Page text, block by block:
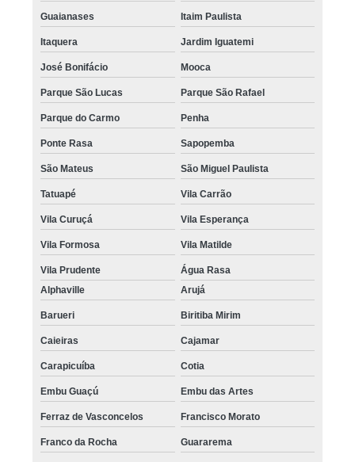
Guaianases Itaim Paulista
Itaquera Jardim Iguatemi
José Bonifácio Mooca
Parque São Lucas Parque São Rafael
Parque do Carmo Penha
Ponte Rasa Sapopemba
São Mateus São Miguel Paulista
Tatuapé Vila Carrão
Vila Curuçá Vila Esperança
Vila Formosa Vila Matilde
Vila Prudente
Água Rasa
Alphaville
Arujá
Barueri Biritiba Mirim
Caieiras Cajamar
Carapicuíba Cotia
Embu Guaçú Embu das Artes
Ferraz de Vasconcelos Francisco Morato
Franco da Rocha Guararema